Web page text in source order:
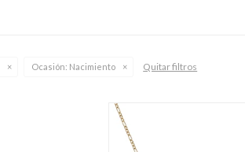
Ocasión: Nacimiento Quitar filtros